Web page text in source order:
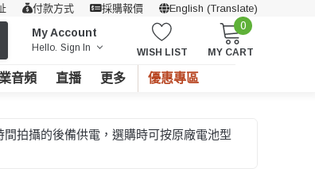
付款方式 採購報價 English (Translate)
My Account
Hello. Sign In WISH LIST
0
MY CART
音頻 直播 更多 優惠專區
拍攝的後備供電，選購時可按原廠電池型